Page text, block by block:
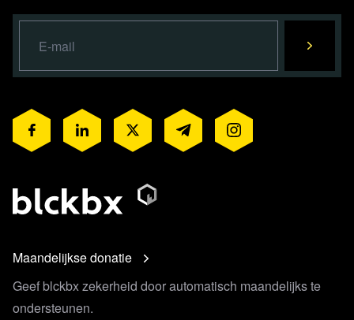
Maandelijkse donatie
Geef blckbx zekerheid door automatisch maandelijks te
ondersteunen.